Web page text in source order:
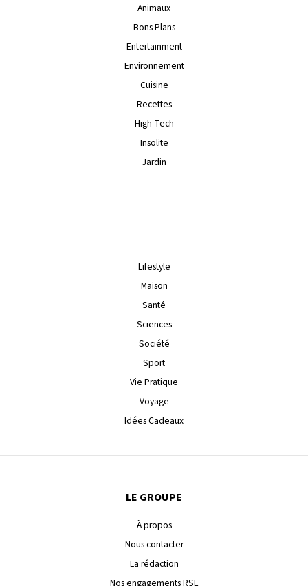
Animaux
Bons Plans
Entertainment
Environnement
Cuisine
Recettes
High-Tech
Insolite
Jardin
Lifestyle
Maison
Santé
Sciences
Société
Sport
Vie Pratique
Voyage
Idées Cadeaux
LE GROUPE
À propos
Nous contacter
La rédaction
Nos engagements RSE